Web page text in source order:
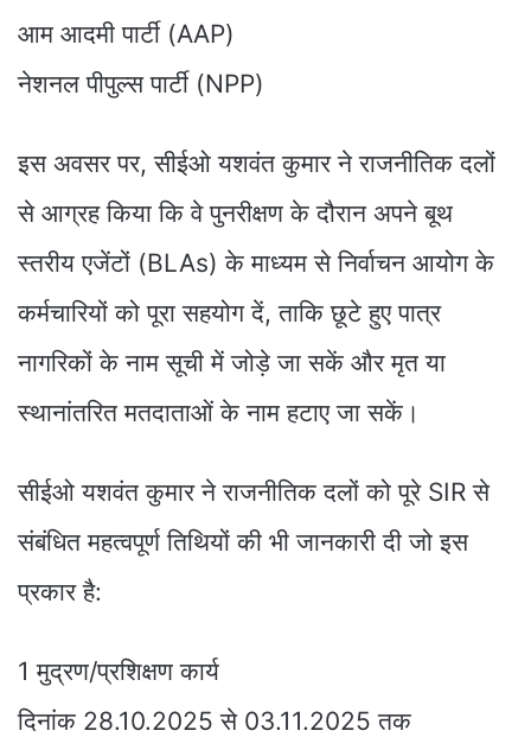
आम आदमी पार्टी (AAP)
नेशनल पीपुल्स पार्टी (NPP)
इस अवसर पर, सीईओ यशवंत कुमार ने राजनीतिक दलों
से आग्रह किया कि वे पुनरीक्षण के दौरान अपने बूथ
स्तरीय एजेंटों (BLAs) के माध्यम से निर्वाचन आयोग के
कर्मचारियों को पूरा सहयोग दें, ताकि छूटे हुए पात्र
नागरिकों के नाम सूची में जोड़े जा सकें और मृत या
स्थानांतरित मतदाताओं के नाम हटाए जा सकें।
सीईओ यशवंत कुमार ने राजनीतिक दलों को पूरे SIR से
संबंधित महत्वपूर्ण तिथियों की भी जानकारी दी जो इस
प्रकार है:
1 मुद्रण/प्रशिक्षण कार्य
दिनांक 28.10.2025 से 03.11.2025 तक